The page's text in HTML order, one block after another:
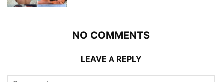
NO COMMENTS
LEAVE A REPLY